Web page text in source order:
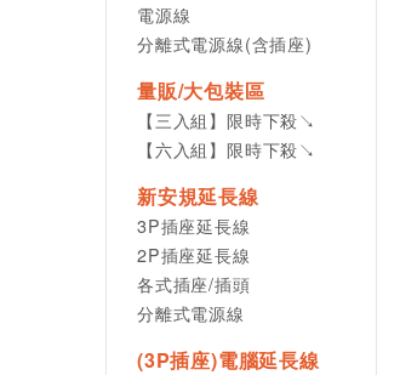
電源線
分離式電源線(含插座)
量販/大包裝區
【三入組】限時下殺↘
【六入組】限時下殺↘
新安規延長線
3P插座延長線
2P插座延長線
各式插座/插頭
分離式電源線
(3P插座)電腦延長線